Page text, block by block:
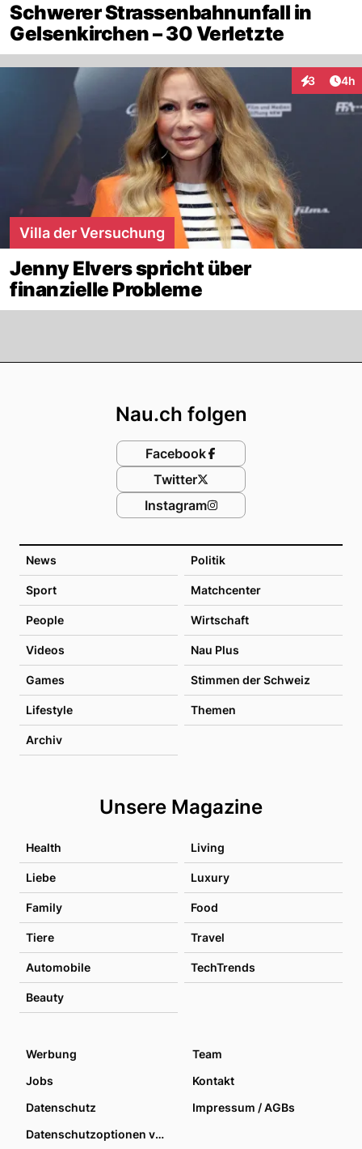
Schwerer Strassenbahnunfall in
Gelsenkirchen – 30 Verletzte
3 4h
Villa der Versuchung
Jenny Elvers spricht über
finanzielle Probleme
News Politik
Sport Matchcenter
People Wirtschaft
Videos Nau Plus
Games Stimmen der Schweiz
Lifestyle Themen
Archiv
Unsere Magazine
Health Living
Liebe Luxury
Family Food
Tiere Travel
Automobile TechTrends
Beauty
Nau.ch folgen
Facebook
Twitter
Instagram
Werbung
Team
Jobs
Kontakt
Datenschutz
Impressum / AGBs
Datenschutzoptionen verwalten